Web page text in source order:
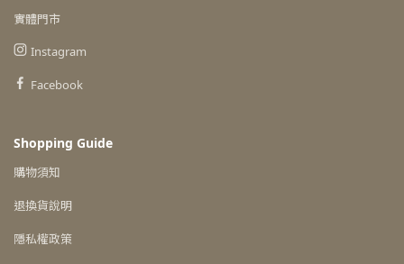
實體門市
Instagram
Facebook
Shopping Guide
購物須知
退換貨說明
隱私權政策